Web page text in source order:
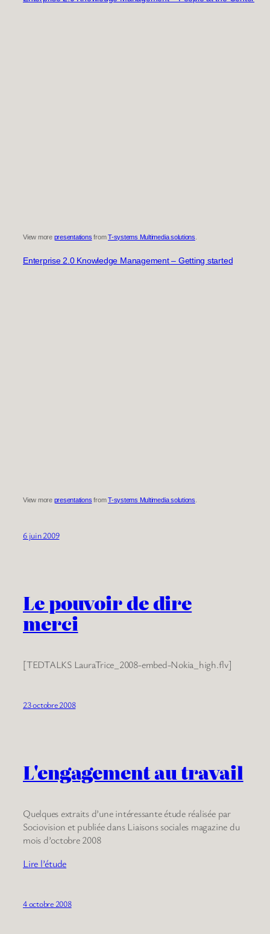
View more presentations fromT-systems Multimedia solutions
Enterprise 2.0 Knowledge Management – Getting started
View more presentations fromT-systems Multimedia solutions
6 juin 2009
Le pouvoir de dire
merci
[TEDTALKS LauraTrice_2008-embed-Nokia_high.flv]
23 octobre 2008
L'engagement au travail
Quelques extraits d’une intéressante étude réalisée par
Sociovision et publiée dans Liaisons sociales magazine du
mois d’octobre 2008
Lire l’étude
4 octobre 2008